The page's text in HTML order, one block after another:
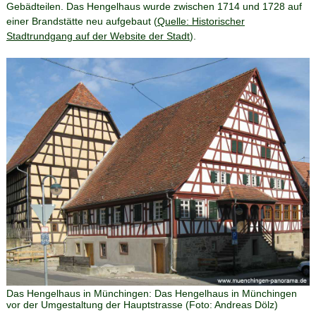
Gebädteilen. Das Hengelhaus wurde zwischen 1714 und 1728 auf
einer Brandstätte neu aufgebaut (Quelle: Historischer
Stadtrundgang auf der Website der Stadt).
Das Hengelhaus in Münchingen: Das Hengelhaus in Münchingen
vor der Umgestaltung der Hauptstrasse(Foto: Andreas Dölz)